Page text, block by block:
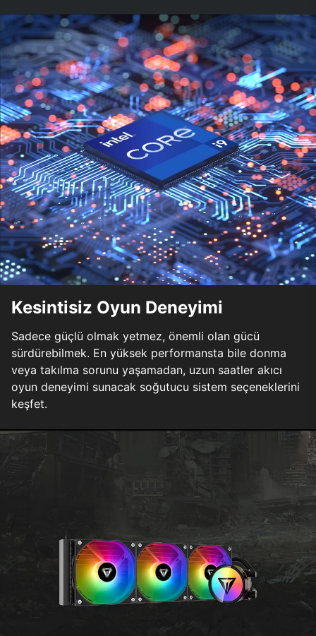
Kesintisiz Oyun Deneyimi
Sadece güçlü olmak yetmez, önemli olan gücü
sürdürebilmek. En yüksek performansta bile donma
veya takılma sorunu yaşamadan, uzun saatler akıcı
oyun deneyimi sunacak soğutucu sistem seçeneklerini
keşfet.